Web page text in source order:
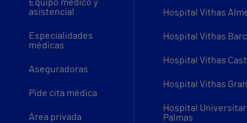
Equipo médico y
asistencial
Especialidades
médicas
Aseguradoras
Pide cita médica
Área privada
Hospital Vithas
Hospital Vithas
Hospital Vithas
Hospital Vithas
Hospital
Palmas